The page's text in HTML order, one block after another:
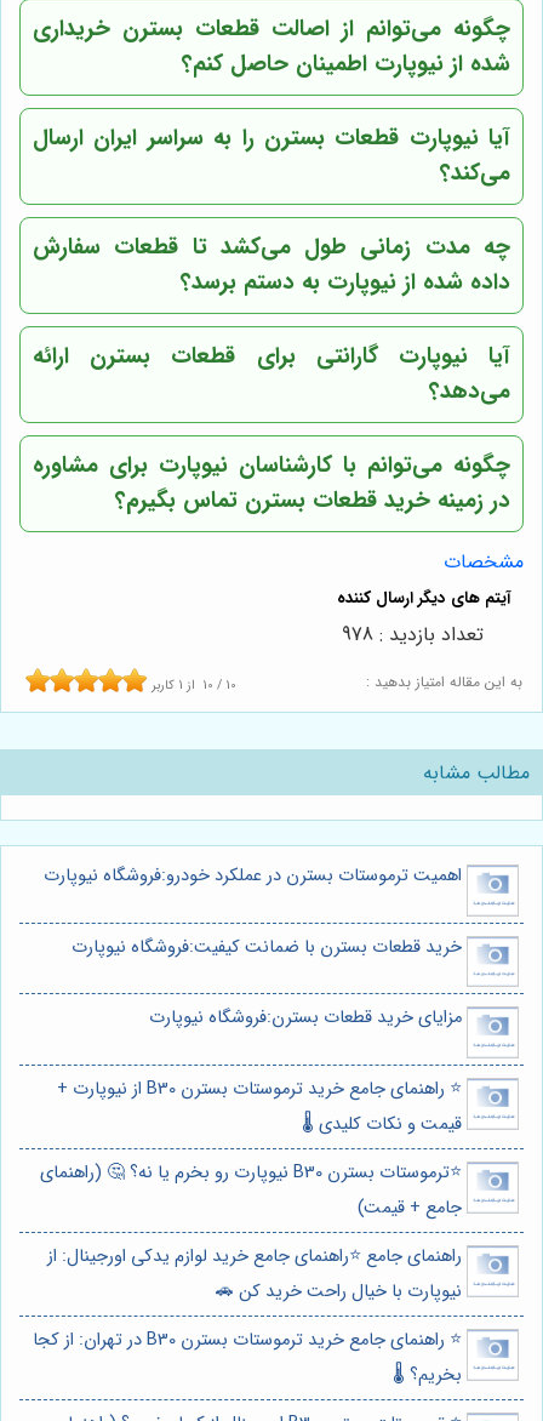
چگونه می‌توانم از اصالت قطعات بسترن خریداری
شده از نیوپارت اطمینان حاصل کنم؟
آیا نیوپارت قطعات بسترن را به سراسر ایران ارسال
می‌کند؟
چه مدت زمانی طول می‌کشد تا قطعات سفارش
داده شده از نیوپارت به دستم برسد؟
آیا نیوپارت گارانتی برای قطعات بسترن ارائه
می‌دهد؟
چگونه می‌توانم با کارشناسان نیوپارت برای مشاوره
در زمینه خرید قطعات بسترن تماس بگیرم؟
مشخصات
به این مقاله امتیاز بدهید : 10 / 10 از 1 کاربر
تعداد بازدید : 978
مطالب مشابه
اهمیت ترموستات بسترن در عملکرد خودرو:فروشگاه نیوپارت
خرید قطعات بسترن با ضمانت کیفیت:فروشگاه نیوپارت
مزایای خرید قطعات بسترن:فروشگاه نیوپارت
⭐️ راهنمای جامع خرید ترموستات بسترن B30 از نیوپارت +
قیمت و نکات کلیدی 🌡️
⭐️ترموستات بسترن B30 نیوپارت رو بخرم یا نه؟ 🤔 (راهنمای
جامع + قیمت)
راهنمای جامع ⭐️راهنمای جامع خرید لوازم یدکی اورجینال: از
نیوپارت با خیال راحت خرید کن 🚗
⭐️ راهنمای جامع خرید ترموستات بسترن B30 در تهران: از کجا
بخریم؟ 🌡️